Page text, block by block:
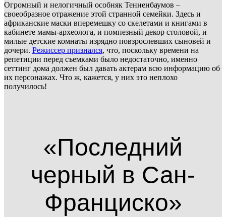
Огромный и нелогичный особняк Тенненбаумов –
своеобразное отражение этой странной семейки. Здесь и
африканские маски вперемешку со скелетами и книгами в
кабинете мамы-археолога, и помпезный декор столовой, и
милые детские комнаты изрядно повзрослевших сыновей и
дочери. Режиссер признался, что, поскольку времени на
репетиции перед съемками было недостаточно, именно
сеттинг дома должен был давать актерам всю информацию об
их персонажах. Что ж, кажется, у них это неплохо
получилось!
«Последний
черный в Сан-
Франциско»